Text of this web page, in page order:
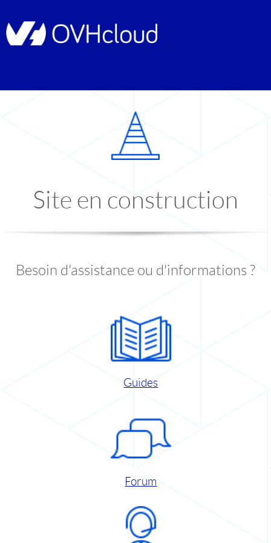
Site en construction
Besoin d'assistance ou d'informations ?
Guides
Forum